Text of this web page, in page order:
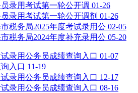
员录用考试第一轮公开调 01-26
员录用考试第一轮公开调剂 01-26
税务局2025年度考试录用公 02-05
税务局2024年度补充录用公 05-20
试录用公务员成绩查询入口 01-07
入口 11-19
试录用公务员成绩查询入口 12-17
试录用公务员成绩查询入口 08-16